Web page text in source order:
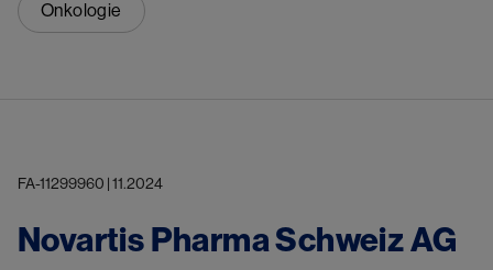
Onkologie
FA-11299960 | 11.2024
Novartis Pharma Schweiz AG